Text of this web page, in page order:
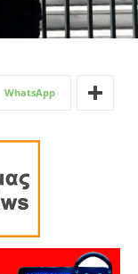
WhatsApp